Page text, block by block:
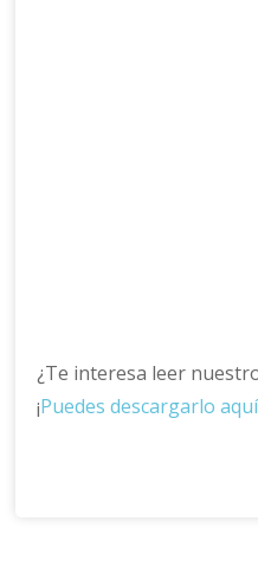
¿Te interesa leer
¡Puedes descargarlo